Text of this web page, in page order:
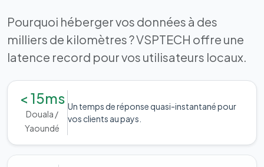
Pourquoi héberger vos données à des
milliers de kilomètres ? VSPTECH offre une
latence record pour vos utilisateurs locaux.
< 15ms
Douala /
Yaoundé
Un temps de réponse quasi-instantané pour
vos clients au pays.